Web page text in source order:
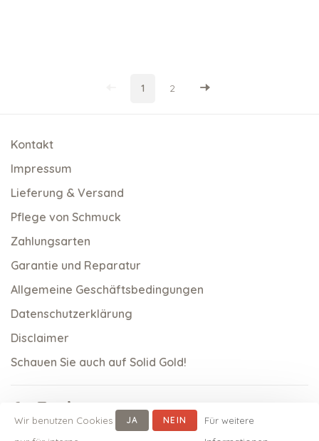
1 2
Kontakt
Impressum
Lieferung & Versand
Pflege von Schmuck
Zahlungsarten
Garantie und Reparatur
Allgemeine Geschäftsbedingungen
Datenschutzerklärung
Disclaimer
Schauen Sie auch auf Solid Gold!
Wir benutzen Cookies
JA NEIN
Für weitere